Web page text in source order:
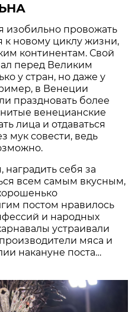
изобильно провожать
к новому циклу жизни,
континентам. Свой
перед Великим
у стран, но даже у
в Венеции
праздновать более
венецианские
лица и отдаваться
мук совести, ведь
наградить себя за
всем самым вкусным,
постом нравилось
и народных
устраивали
мяса и
накануне поста…